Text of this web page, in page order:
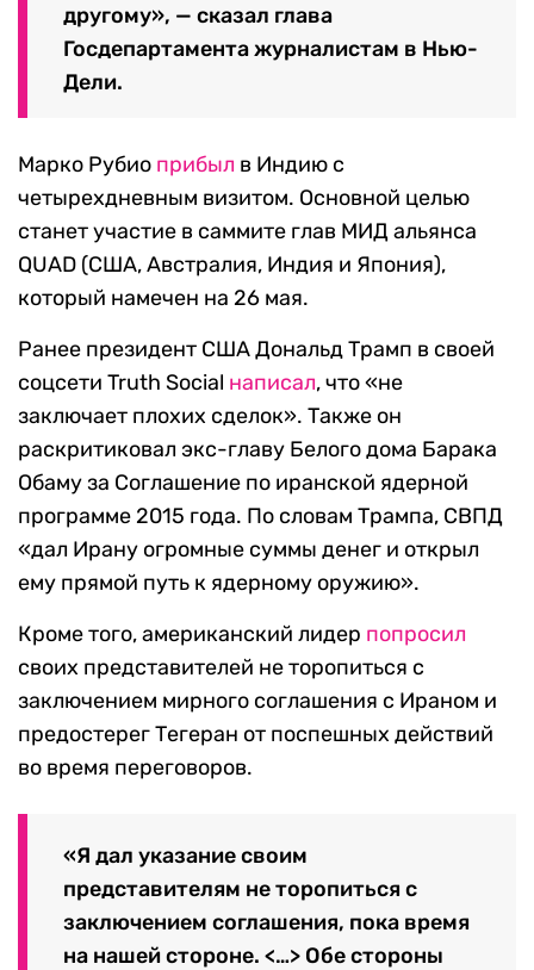
другому», — сказал глава
Госдепартамента журналистам в Нью-
Дели.
Марко Рубио прибыл в Индию с
четырехдневным визитом. Основной целью
станет участие в саммите глав МИД альянса
QUAD (США, Австралия, Индия и Япония),
который намечен на 26 мая.
Ранее президент США Дональд Трамп в своей
соцсети Truth Social написал, что «не
заключает плохих сделок». Также он
раскритиковал экс-главу Белого дома Барака
Обаму за Соглашение по иранской ядерной
программе 2015 года. По словам Трампа, СВПД
«дал Ирану огромные суммы денег и открыл
ему прямой путь к ядерному оружию».
Кроме того, американский лидер попросил
своих представителей не торопиться с
заключением мирного соглашения с Ираном и
предостерег Тегеран от поспешных действий
во время переговоров.
«Я дал указание своим
представителям не торопиться с
заключением соглашения, пока время
на нашей стороне. <…> Обе стороны